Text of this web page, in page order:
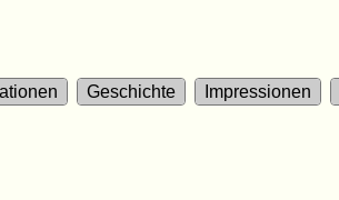
Geschichte Impressionen